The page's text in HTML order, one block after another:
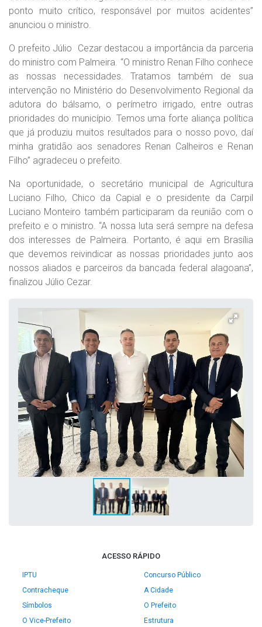
ponto muito crítico, responsável por muitos acidentes”
anunciou o ministro.
O prefeito Júlio Cezar destacou a importância da parceria
do ministro com Palmeira. “O ministro Renan Filho conhece
as nossas necessidades. Tratamos também de sua
intervenção no Ministério do Desenvolvimento Regional da
adutora do bálsamo, o perímetro irrigado, entre outras
prioridades do município. Temos uma forte aliança política
que já produziu muitos resultados para o nosso povo, daí
minha gratidão aos senadores Renan Calheiros e Renan
Filho” agradeceu o prefeito.
Na oportunidade, o secretário municipal de Agricultura
Luciano Filho, Chico da Capial e o presidente da Carpil
Luciano Monteiro também participaram da reunião com o
prefeito e o ministro. “A nossa luta será sempre na defesa
dos interesses de Palmeira. Portanto, é aqui em Brasília
que devemos reivindicar as nossas prioridades junto aos
nossos aliados e parceiros da bancada federal alagoana”,
finalizou Júlio Cezar.
ACESSO RÁPIDO
IPTU
Concurso Público
Contracheque
A Cidade
Símbolos
O Prefeito
O Vice-Prefeito
Estrutura